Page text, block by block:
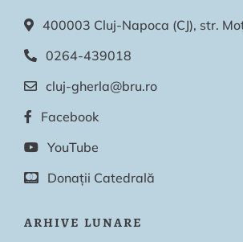
400003 Cluj-Napoca (CJ), str.
0264-439018
cluj-gherla@bru.ro
Facebook
YouTube
Donații Catedrală
ARHIVE LUNARE